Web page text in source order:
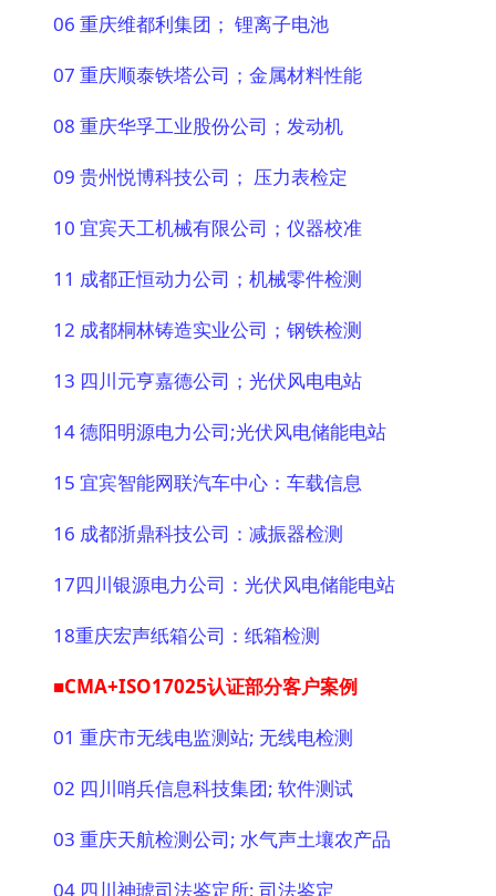
06 重庆维都利集团； 锂离子电池
07 重庆顺泰铁塔公司；金属材料性能
08 重庆华孚工业股份公司；发动机
09 贵州悦博科技公司； 压力表检定
10 宜宾天工机械有限公司；仪器校准
11 成都正恒动力公司；机械零件检测
12 成都桐林铸造实业公司；钢铁检测
13 四川元亨嘉德公司；光伏风电电站
14 德阳明源电力公司;光伏风电储能电站
15 宜宾智能网联汽车中心：车载信息
16 成都浙鼎科技公司：减振器检测
17四川银源电力公司：光伏风电储能电站
18重庆宏声纸箱公司：纸箱检测
■CMA+ISO17025认证部分客户案例
01 重庆市无线电监测站; 无线电检测
02 四川哨兵信息科技集团; 软件测试
03 重庆天航检测公司; 水气声土壤农产品
04 四川神琥司法鉴定所; 司法鉴定